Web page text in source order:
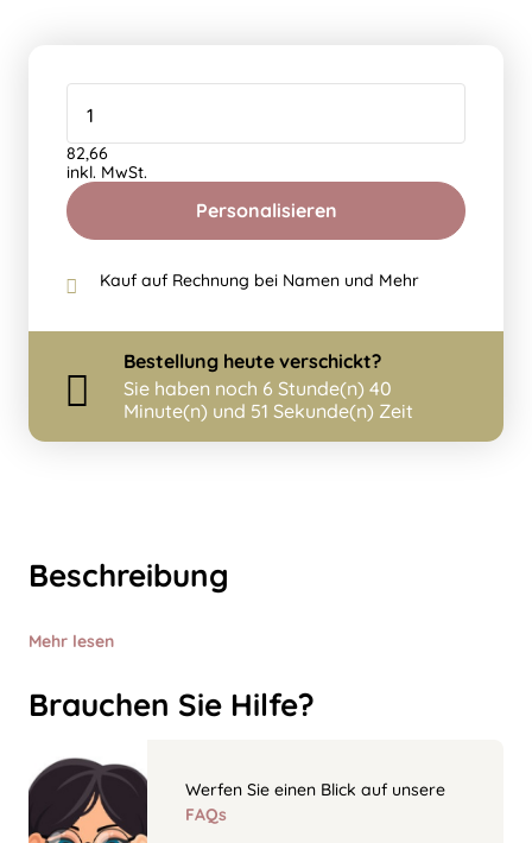
Beschreibung
Mehr lesen
Brauchen Sie Hilfe?
Werfen Sie einen Blick auf unsere
FAQs
Personalisieren
82,66
inkl. MwSt.
Kauf auf Rechnung bei Namen und Mehr
Bestellung heute verschickt?
Sie haben noch 6 Stunde(n) 40
Minute(n) und 50 Sekunde(n) Zeit